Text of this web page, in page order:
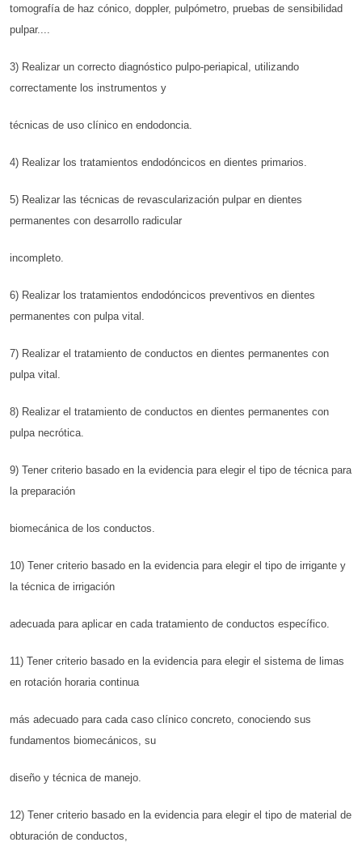
tomografía de haz cónico, doppler, pulpómetro, pruebas de sensibilidad
pulpar....
3) Realizar un correcto diagnóstico pulpo-periapical, utilizando
correctamente los instrumentos y
técnicas de uso clínico en endodoncia.
4) Realizar los tratamientos endodóncicos en dientes primarios.
5) Realizar las técnicas de revascularización pulpar en dientes
permanentes con desarrollo radicular
incompleto.
6) Realizar los tratamientos endodóncicos preventivos en dientes
permanentes con pulpa vital.
7) Realizar el tratamiento de conductos en dientes permanentes con
pulpa vital.
8) Realizar el tratamiento de conductos en dientes permanentes con
pulpa necrótica.
9) Tener criterio basado en la evidencia para elegir el tipo de técnica para
la preparación
biomecánica de los conductos.
10) Tener criterio basado en la evidencia para elegir el tipo de irrigante y
la técnica de irrigación
adecuada para aplicar en cada tratamiento de conductos específico.
11) Tener criterio basado en la evidencia para elegir el sistema de limas
en rotación horaria continua
más adecuado para cada caso clínico concreto, conociendo sus
fundamentos biomecánicos, su
diseño y técnica de manejo.
12) Tener criterio basado en la evidencia para elegir el tipo de material de
obturación de conductos,